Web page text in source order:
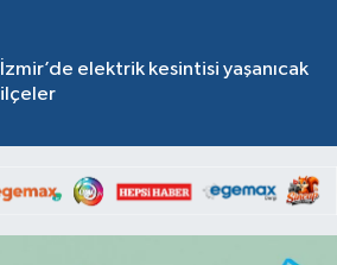
İzmir’de elektrik kesintisi yaşanıcak
ilçeler